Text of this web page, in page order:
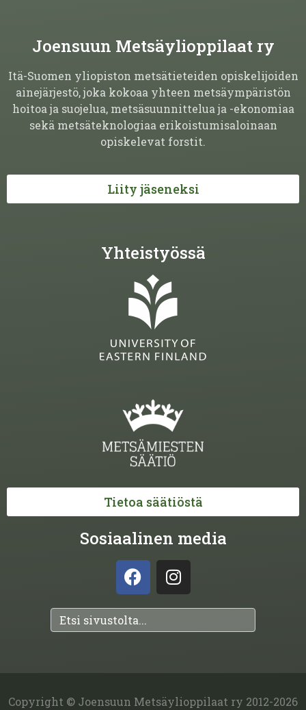
Joensuun Metsäylioppilaat ry
Itä-Suomen yliopiston metsätieteiden opiskelijoiden
ainejärjestö, joka kokoaa yhteen metsäympäristön
hoitoa ja suojelua, metsäsuunnittelua ja -ekonomiaa
sekä metsäteknologiaa erikoistumisaloinaan
opiskelevat forstit.
Liity jäseneksi
Yhteistyössä
Tietoa säätiöstä
Sosiaalinen media
Copyright © Joensuun Metsäylioppilaat ry 2012-2026